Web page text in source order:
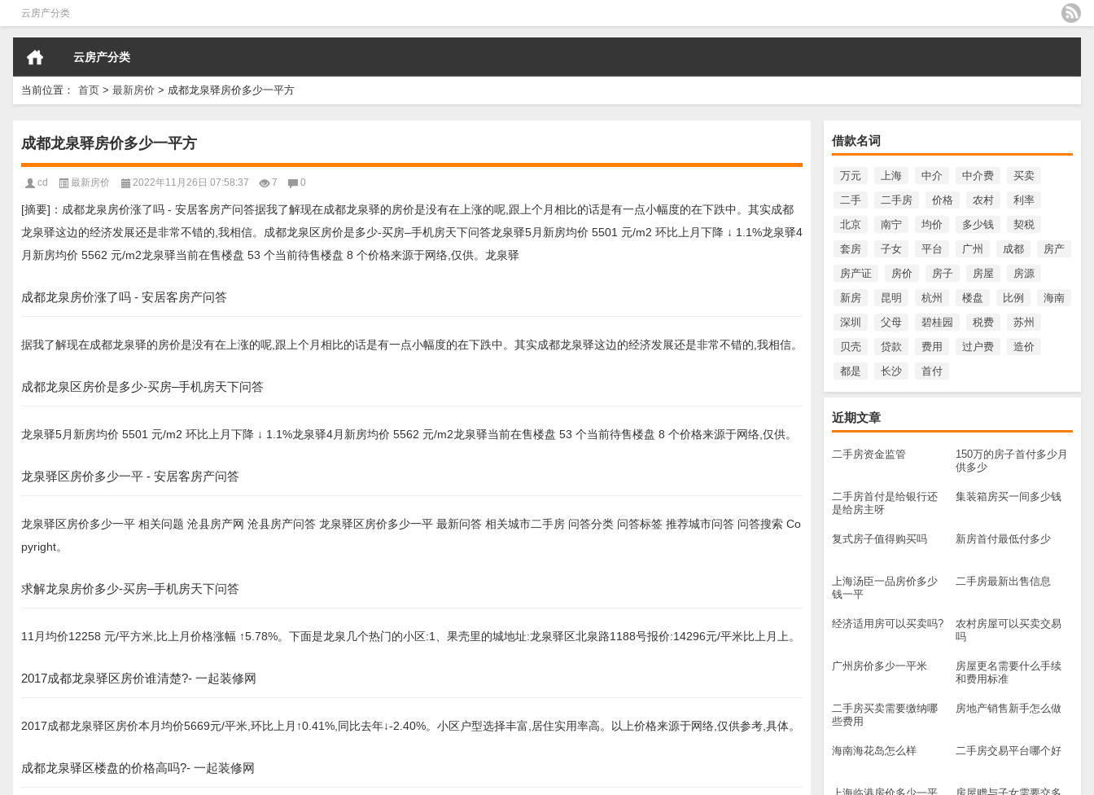
云房产分类
云房产分类
当前位置： 首页 > 最新房价 > 成都龙泉驿房价多少一平方
借款名词
万元 上海 中介 中介费
买卖
二手
二手房 价格 农村
利率
北京
南宁 均价 多少钱
契税
套房
子女 平台 广州 成都
房产
房产证
房价 房子 房屋
房源
新房
昆明 杭州 楼盘 比例
海南
深圳
父母 碧桂园 税费
苏州
贝壳
贷款 费用 过户费
造价
都是
长沙 首付
近期文章
二手房资金监管
150万的房子首付多少月
供多少
二手房首付是给银行还
是给房主呀
集装箱房买一间多少钱
复式房子值得购买吗 新房首付最低付多少
上海汤臣一品房价多少
钱一平
二手房最新出售信息
经济适用房可以买卖吗?
农村房屋可以买卖交易
吗
广州房价多少一平米
房屋更名需要什么手续
和费用标准
二手房买卖需要缴纳哪
些费用
房地产销售新手怎么做
海南海花岛怎么样 二手房交易平台哪个好
上海临港房价多少一平
房屋赠与子女需要交多
成都龙泉驿房价多少一平方
cd 最新房价 2022年11月26日 07:58:37 7 0
[摘要]：成都龙泉房价涨了吗 - 安居客房产问答据我了解现在成都龙泉驿的房价是没有在上涨的呢,跟上个月相比的话是有一点小幅度的在下跌中。其实成都
龙泉驿这边的经济发展还是非常不错的,我相信。成都龙泉区房价是多少-买房–手机房天下问答龙泉驿5月新房均价 5501 元/m2 环比上月下降 ↓ 1.1%龙泉驿4
月新房均价 5562 元/m2龙泉驿当前在售楼盘 53 个当前待售楼盘 8 个价格来源于网络,仅供。龙泉驿
成都龙泉房价涨了吗 - 安居客房产问答
据我了解现在成都龙泉驿的房价是没有在上涨的呢,跟上个月相比的话是有一点小幅度的在下跌中。其实成都龙泉驿这边的经济发展还是非常不错的,我相信。
成都龙泉区房价是多少-买房–手机房天下问答
龙泉驿5月新房均价 5501 元/m2 环比上月下降 ↓ 1.1%龙泉驿4月新房均价 5562 元/m2龙泉驿当前在售楼盘 53 个当前待售楼盘 8 个价格来源于网络,仅供。
龙泉驿区房价多少一平 - 安居客房产问答
龙泉驿区房价多少一平 相关问题 沧县房产网 沧县房产问答 龙泉驿区房价多少一平 最新问答 相关城市二手房 问答分类 问答标签 推荐城市问答 问答搜索 Co
pyright。
求解龙泉房价多少-买房–手机房天下问答
11月均价12258 元/平方米,比上月价格涨幅 ↑5.78%。下面是龙泉几个热门的小区:1、果壳里的城地址:龙泉驿区北泉路1188号报价:14296元/平米比上月上。
2017成都龙泉驿区房价谁清楚?- 一起装修网
2017成都龙泉驿区房价本月均价5669元/平米,环比上月↑0.41%,同比去年↓-2.40%。小区户型选择丰富,居住实用率高。以上价格来源于网络,仅供参考,具体。
成都龙泉驿区楼盘的价格高吗?- 一起装修网